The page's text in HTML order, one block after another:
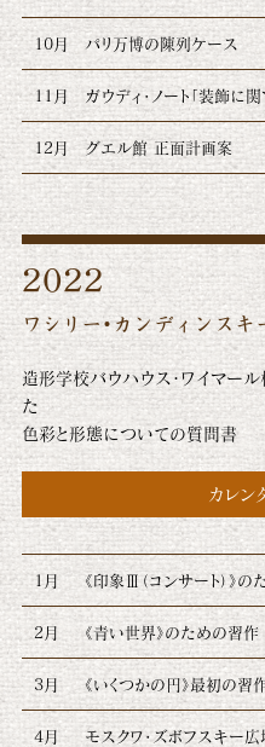
10月 パリ万博の陳列ケース
11月 ガウディ・ノート「装飾に
12月 グエル館 正面計画案
2022
ワシリー・カンディンスキ
造形学校バウハウス・ワイマー
た
色彩と形態についての質問書
カレン
1月 《印象Ⅲ（コンサート）》
2月 《青い世界》のための習作
3月 《いくつかの円》最初の習
4月 モスクワ・ズボフスキー